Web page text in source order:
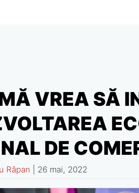
VREA SĂ
DE
Râpan 26 mai, 2022